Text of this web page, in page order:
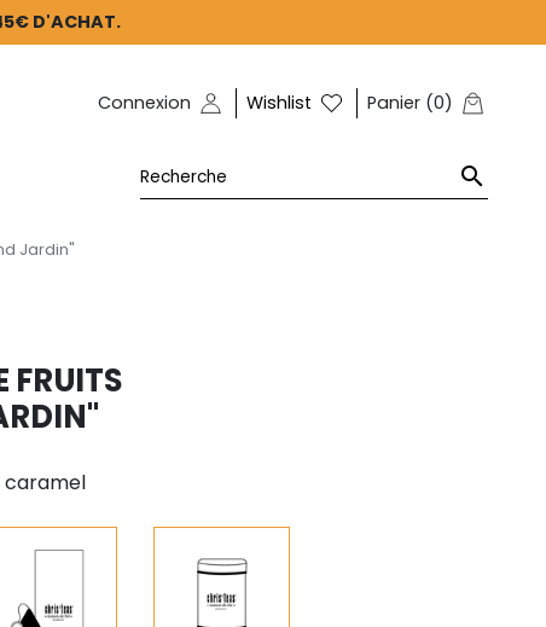
D'ACHAT.
Connexion Wishlist Panier (0)

Jardin"
FRUITS
caramel